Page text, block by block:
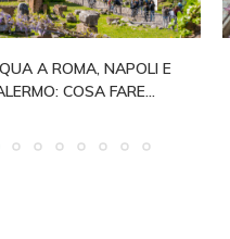
A ROMA, NAPOLI E
COSA FARE...